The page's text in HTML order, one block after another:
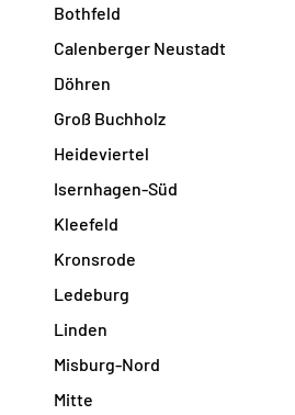
Bothfeld
Calenberger Neustadt
Döhren
Groß Buchholz
Heideviertel
Isernhagen-Süd
Kleefeld
Kronsrode
Ledeburg
Linden
Misburg-Nord
Mitte